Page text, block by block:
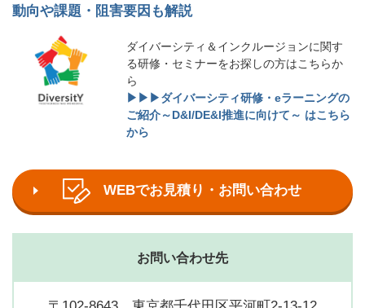
動向や課題・阻害要因も解説
ダイバーシティ＆インクルージョンに関す
る研修・セミナーをお探しの方はこちらか
ら
▶▶▶ダイバーシティ研修・eラーニングの
ご紹介～D&I/DE&I推進に向けて～ はこちら
から
WEBでお見積り・お問い合わせ
お問い合わせ先